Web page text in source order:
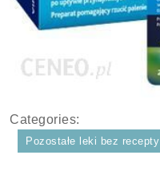
Categories:
Pozostałe leki bez recepty